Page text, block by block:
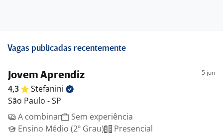
Vagas publicadas recentemente
Jovem Aprendiz 5 jun
4,3
Stefanini
São Paulo - SP
A combinar
Sem experiência
Ensino Médio (2º Grau)
Presencial